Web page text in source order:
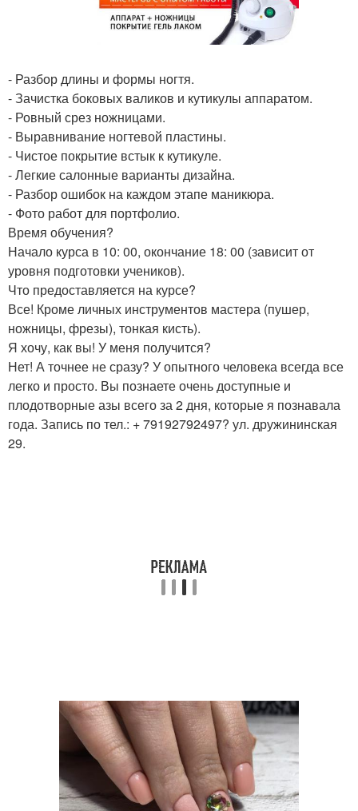
- Разбор длины и формы ногтя.
- Зачистка боковых валиков и кутикулы аппаратом.
- Ровный срез ножницами.
- Выравнивание ногтевой пластины.
- Чистое покрытие встык к кутикуле.
- Легкие салонные варианты дизайна.
- Разбор ошибок на каждом этапе маникюра.
- Фото работ для портфолио.
Время обучения?
Начало курса в 10: 00, окончание 18: 00 (зависит от
уровня подготовки учеников).
Что предоставляется на курсе?
Все! Кроме личных инструментов мастера (пушер,
ножницы, фрезы), тонкая кисть).
Я хочу, как вы! У меня получится?
Нет! А точнее не сразу? У опытного человека всегда все
легко и просто. Вы познаете очень доступные и
плодотворные азы всего за 2 дня, которые я познавала
года. Запись по тел.: + 79192792497? ул. дружининская
29.